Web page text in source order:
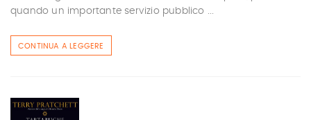
quando un importante servizio pubblico ...
CONTINUA A LEGGERE